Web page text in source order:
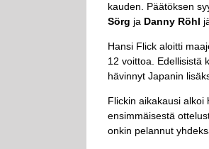
kauden. Päätöksen
Sörg ja Danny Röhl
Hansi Flick aloitti
12 voittoa. Edellisistä
hävinnyt Japanin
Flickin aikakausi alkoi
ensimmäisestä
onkin pelannut